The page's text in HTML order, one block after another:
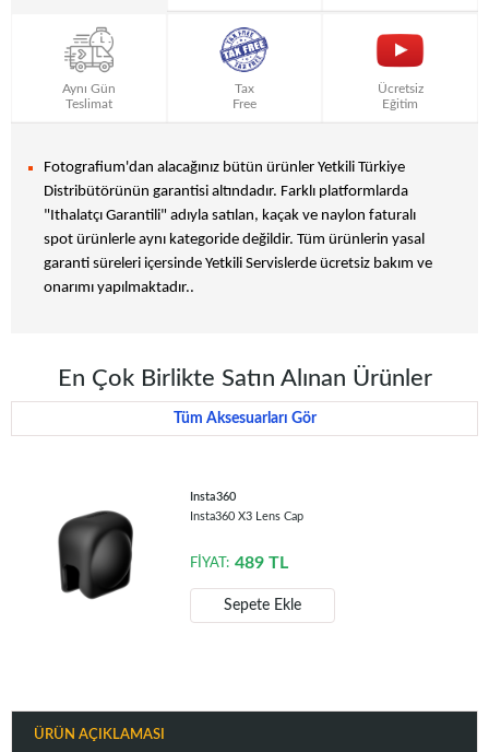
Aynı Gün
Teslimat
Tax
Free
Ücretsiz
Eğitim
Fotografium'dan alacağınız bütün ürünler Yetkili Türkiye
Distribütörünün garantisi altındadır. Farklı platformlarda
"Ithalatçı Garantili" adıyla satılan, kaçak ve naylon faturalı
spot ürünlerle aynı kategoride değildir. Tüm ürünlerin yasal
garanti süreleri içersinde Yetkili Servislerde ücretsiz bakım ve
onarımı yapılmaktadır..
En Çok Birlikte Satın Alınan Ürünler
Tüm Aksesuarları Gör
Insta360
Insta360 X3 Lens Cap
FİYAT: 489 TL
Sepete Ekle
ÜRÜN AÇIKLAMASI